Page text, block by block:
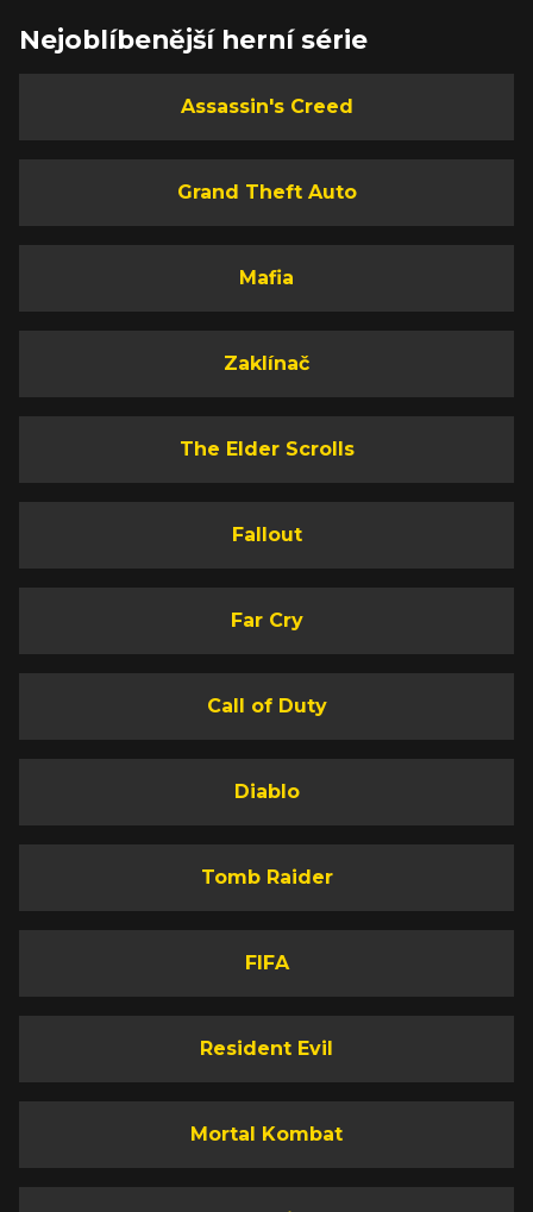
Nejoblíbenější herní série
Assassin's Creed
Grand Theft Auto
Mafia
Zaklínač
The Elder Scrolls
Fallout
Far Cry
Call of Duty
Diablo
Tomb Raider
FIFA
Resident Evil
Mortal Kombat